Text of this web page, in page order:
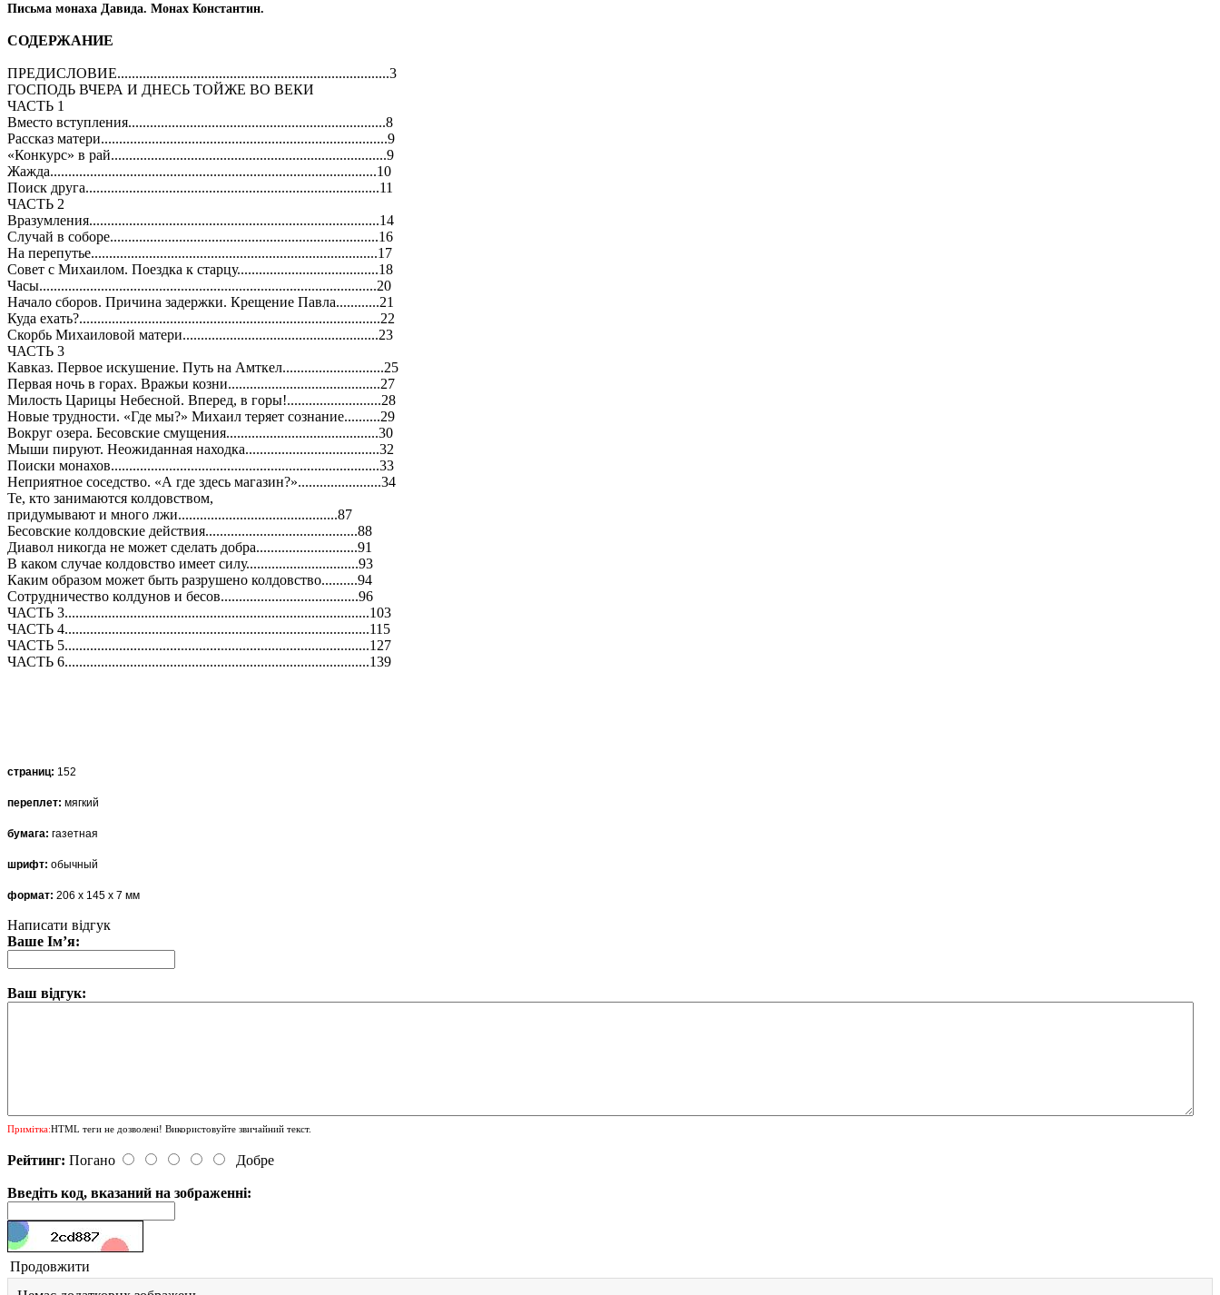
Письма монаха Давида. Монах Константин.
СОДЕРЖАНИЕ
ПРЕДИСЛОВИЕ...........................................................................3
ГОСПОДЬ ВЧЕРА И ДНЕСЬ ТОЙЖЕ ВО ВЕКИ
ЧАСТЬ 1
Вместо вступления.......................................................................8
Рассказ матери...............................................................................9
«Конкурс» в рай............................................................................9
Жажда..........................................................................................10
Поиск друга.................................................................................11
ЧАСТЬ 2
Вразумления................................................................................14
Случай в соборе..........................................................................16
На перепутье...............................................................................17
Совет с Михаилом. Поездка к старцу.......................................18
Часы.............................................................................................20
Начало сборов. Причина задержки. Крещение Павла............21
Куда ехать?...................................................................................22
Скорбь Михаиловой матери......................................................23
ЧАСТЬ 3
Кавказ. Первое искушение. Путь на Амткел............................25
Первая ночь в горах. Вражьи козни..........................................27
Милость Царицы Небесной. Вперед, в горы!..........................28
Новые трудности. «Где мы?» Михаил теряет сознание..........29
Вокруг озера. Бесовские смущения..........................................30
Мыши пируют. Неожиданная находка.....................................32
Поиски монахов..........................................................................33
Неприятное соседство. «А где здесь магазин?».......................34
Те, кто занимаются колдовством,
придумывают и много лжи............................................87
Бесовские колдовские действия..........................................88
Диавол никогда не может сделать добра............................91
В каком случае колдовство имеет силу...............................93
Каким образом может быть разрушено колдовство..........94
Сотрудничество колдунов и бесов......................................96
ЧАСТЬ 3....................................................................................103
ЧАСТЬ 4....................................................................................115
ЧАСТЬ 5....................................................................................127
ЧАСТЬ 6....................................................................................139
страниц: 152
переплет: мягкий
бумага: газетная
шрифт: обычный
формат: 206 х 145 х 7 мм
Написати відгук
Ваше Ім’я:
Ваш відгук:
Примітка:HTML теги не дозволені! Використовуйте звичайний текст.
Рейтинг: Погано Добре
Введіть код, вказаний на зображенні:
Продовжити